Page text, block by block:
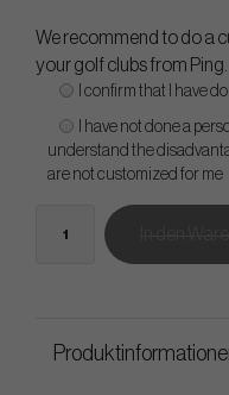
We recommend to do a
your golf clubs from Ping.
I confirm that I have
I have not done a
understand the
are not customized for me